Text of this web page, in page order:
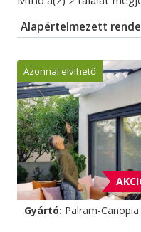
Azonnal elvihető
Gyártó: Palram-Canopia